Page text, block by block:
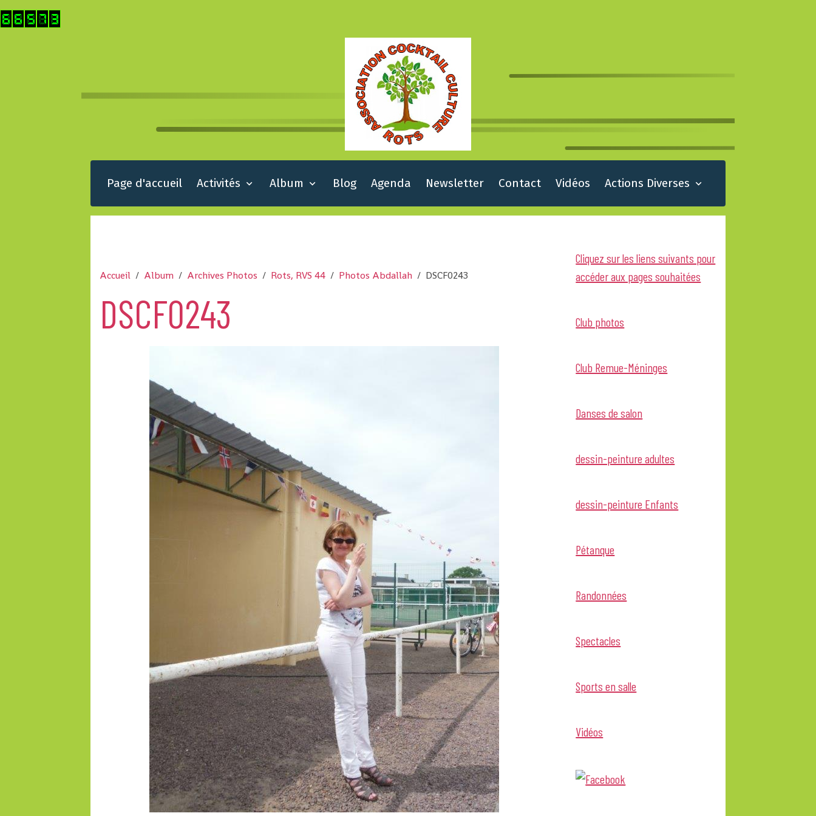
Page d'accueil Activités Album Blog Agenda Newsletter Contact Vidéos Actions Diverses
Accueil Album Archives Photos Rots, RVS 44 Photos Abdallah DSCF0243
DSCF0243
Cliquez sur les liens suivants pour
accéder aux pages souhaitées
Club photos
Club Remue-Méninges
Danses de salon
dessin-peinture adultes
dessin-peinture Enfants
Pétanque
Randonnées
Spectacles
Sports en salle
Vidéos